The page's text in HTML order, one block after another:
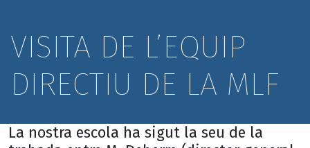
VISITA DE L’EQUIP
DIRECTIU DE LA MLF
La nostra escola ha sigut la seu de la